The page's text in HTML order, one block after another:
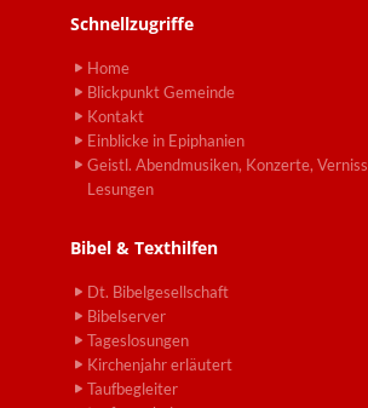
Schnellzugriffe
Home
Blickpunkt Gemeinde
Kontakt
Einblicke in Epiphanien
Geistl. Abendmusiken, Konzerte,
Lesungen
Bibel & Texthilfen
Dt. Bibelgesellschaft
Bibelserver
Tageslosungen
Kirchenjahr erläutert
Taufbegleiter